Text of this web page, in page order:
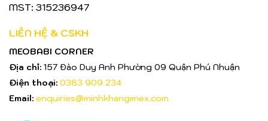
MST: 315236947
LIÊN HỆ & CSKH
MEOBABI CORNER
Địa chỉ: 157 Đào Duy Anh Phường 09 Quận Phú Nhuận
Điện thoại: 0383 909 234
Email: enquiries@minhkhangimex.com